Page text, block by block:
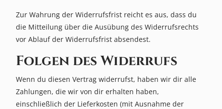
Account
Telefon
:
+49
Zur Wahrung der Widerrufsfrist reicht es aus, dass du
die Mitteilung über die Ausübung des Widerrufsrechts
vor Ablauf der Widerrufsfrist absendest.
Folgen des Widerrufs
Wenn du diesen Vertrag widerrufst, haben wir dir alle
Zahlungen, die wir von dir erhalten haben,
einschließlich der Lieferkosten (mit Ausnahme der